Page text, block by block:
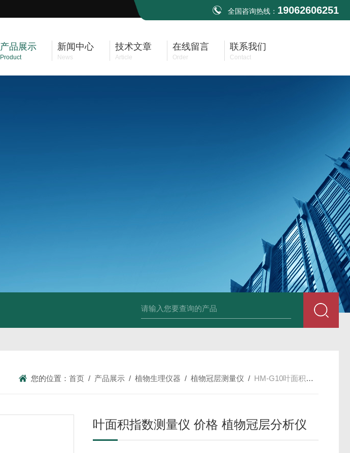
全国咨询热线： 19062606251
产品展示
Product
新闻中心
News
技术文章
Article
在线留言
Order
联系我们
Contact
您的位置：首页 / 产品展示 /植物生理仪器 /植物冠层测量仪 / HM-G10叶面积指数测量仪 价格 植物冠层分析仪
叶面积指数测量仪 价格 植物冠层分析仪